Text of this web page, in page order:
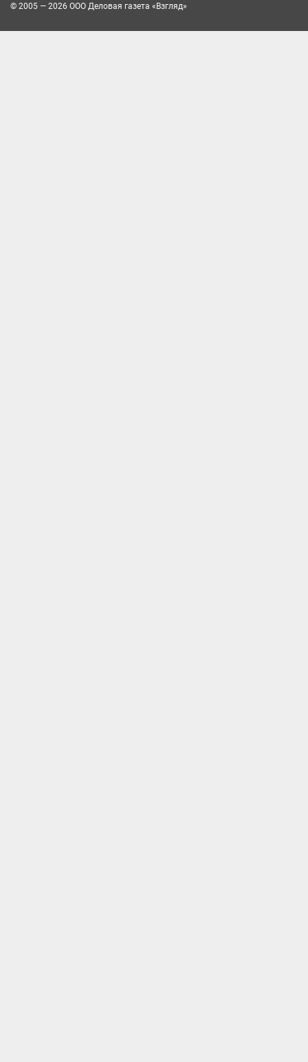
© 2005 — 2026 ООО Деловая газета «Взгляд»